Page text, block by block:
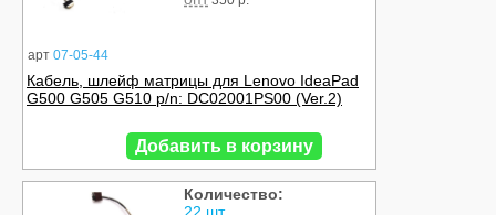
арт 07-05-44
Кабель, шлейф матрицы для Lenovo IdeaPad
G500 G505 G510 p/n: DC02001PS00 (Ver.2)
Добавить в корзину
Количество: